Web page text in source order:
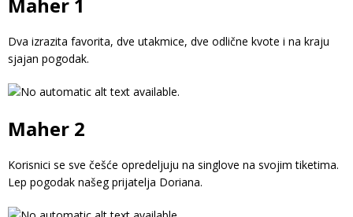
Maher 1
Dva izrazita favorita, dve utakmice, dve odlične kvote i na kraju
sjajan pogodak.
Maher 2
Korisnici se sve češće opredeljuju na singlove na svojim tiketima.
Lep pogodak našeg prijatelja Doriana.